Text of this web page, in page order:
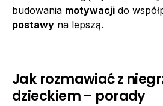
budowania motywacji do
postawy na lepszą.
Jak rozmawiać z
dzieckiem – porady